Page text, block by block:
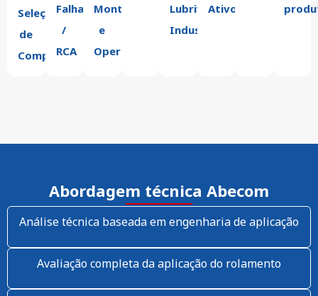
Seleção
de
Componentes
Falhas
/
RCA
Montagem
e
Operação
Lubrificação
Industrial
Ativos
Abordagem técnica Abecom
Análise técnica baseada em engenharia de aplicação
Avaliação completa da aplicação do rolamento